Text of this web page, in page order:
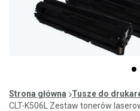
0
of
1
Strona główna Tusze do
CLT-K506L Zestaw tonerów